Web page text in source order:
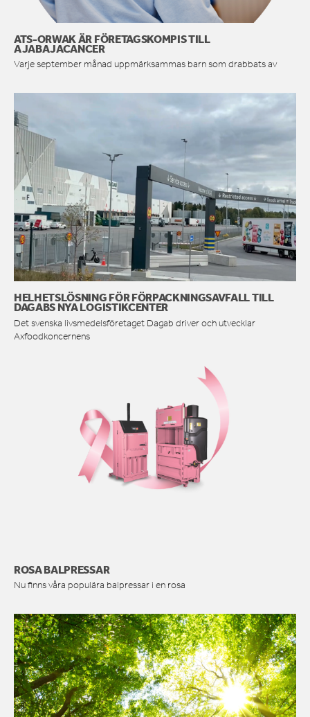
ATS-ORWAK ÄR FÖRETAGSKOMPIS TILL
AJABAJACANCER
Varje september månad uppmärksammas barn som drabbats av
HELHETSLÖSNING FÖR FÖRPACKNINGSAVFALL TILL
DAGABS NYA LOGISTIKCENTER
Det svenska livsmedelsföretaget Dagab driver och utvecklar
Axfoodkoncernens
ROSA BALPRESSAR
Nu finns våra populära balpressar i en rosa